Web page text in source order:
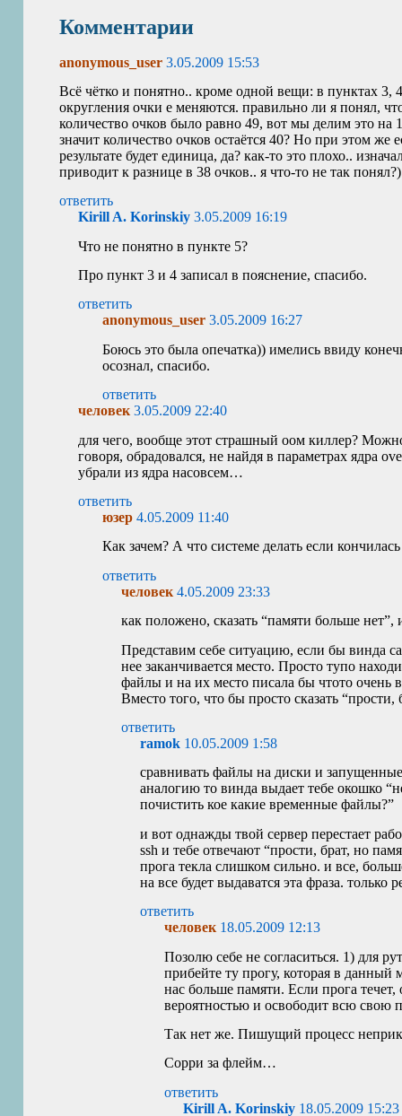
Комментарии
anonymous_user3.05.2009 15:53
Всё чётко и понятно.. кроме одной вещи: в пунктах 3,
округления очки е меняются. правильно ли я понял,
количество очков было равно 49, вот мы делим это
значит количество очков остаётся 40? Но при этом
результате будет единица, да? как-то это плохо..
приводит к разнице в 38 очков.. я что-то не так понял?)
ответить
Kirill A. Korinskiy 3.05.2009 16:19
Что не понятно в пункте 5?
Про пункт 3 и 4 записал в пояснение, спасибо.
ответить
anonymous_user3.05.2009 16:27
Боюсь это была опечатка)) имелись ввиду
осознал, спасибо.
ответить
человек3.05.2009 22:40
для чего, вообще этот страшный оом киллер?
говоря, обрадовался, не найдя в параметрах ядра
убрали из ядра насовсем…
ответить
юзер4.05.2009 11:40
Как зачем? А что системе делать если
ответить
человек4.05.2009 23:33
как положено, сказать “памяти больше нет”,
Представим себе ситуацию, если бы винда
нее заканчивается место. Просто тупо
файлы и на их место писала бы чтото
Вместо того, что бы просто сказать “прости,
ответить
ramok 10.05.2009 1:58
сравнивать файлы на диски и
аналогию то винда выдает тебе окошко
почистить кое какие временные файлы?”
и вот однажды твой сервер перестает
ssh и тебе отвечают “прости, брат, но
прога текла слишком сильно. и все,
на все будет выдаватся эта фраза. только
ответить
человек 18.05.2009 12:13
Позолю себе не согласиться. 1) для
прибейте ту прогу, которая в данный
нас больше памяти. Если прога
вероятностью и освободит всю свою
Так нет же. Пишущий процесс
Сорри за флейм…
ответить
Kirill A. Korinskiy 18.05.2009 15:23